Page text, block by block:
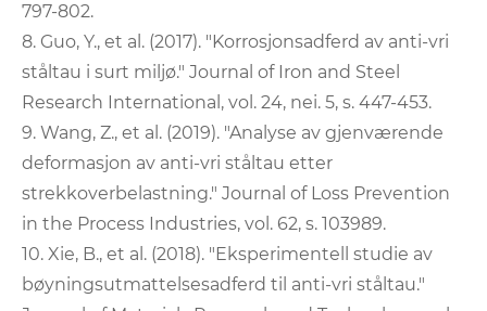
797-802.
8. Guo, Y., et al. (2017). "Korrosjonsadferd av anti-vri
ståltau i surt miljø." Journal of Iron and Steel
Research International, vol. 24, nei. 5, s. 447-453.
9. Wang, Z., et al. (2019). "Analyse av gjenværende
deformasjon av anti-vri ståltau etter
strekkoverbelastning." Journal of Loss Prevention
in the Process Industries, vol. 62, s. 103989.
10. Xie, B., et al. (2018). "Eksperimentell studie av
bøyningsutmattelsesadferd til anti-vri ståltau."